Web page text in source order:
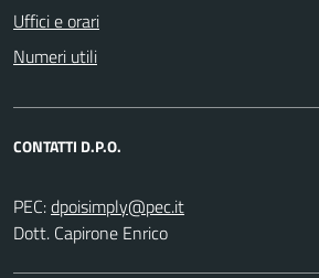
Uffici e orari
Numeri utili
CONTATTI D.P.O.
PEC:
Dott. Capirone Enrico